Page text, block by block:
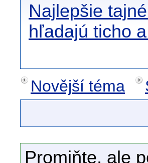
Najlepšie
hľadajú ticho
Novější téma
Promiňte, ale